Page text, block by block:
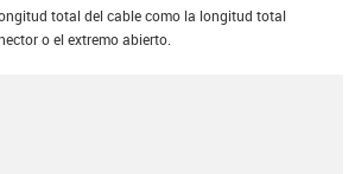
total del cable como la longitud total
o el extremo abierto.